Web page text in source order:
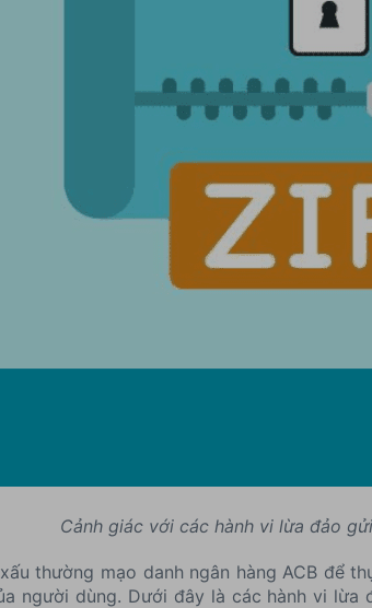
Cảnh giác với các hành vi lừa đảo
thường mạo danh ngân hàng ACB để
người dùng. Dưới đây là các hành vi lừa